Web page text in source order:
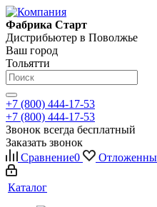
Фабрика Старт
Дистрибьютер в Поволжье
Ваш город
Тольятти
+7 (800) 444-17-53
+7 (800) 444-17-53
Звонок всегда бесплатный
Заказать звонок
Сравнение0
Каталог